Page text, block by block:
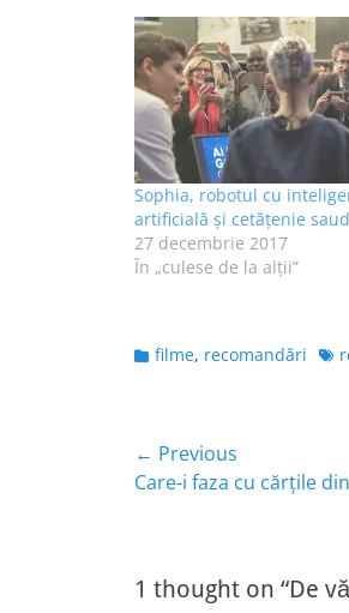
Sophia, robotul cu
artificială și cetățenie
27 decembrie 2017
În „culese de la alţii”
Categories
filme, recomandări
Navigare
în
← Previous
Previous
Care-i faza cu cărțile
1 thought on “De